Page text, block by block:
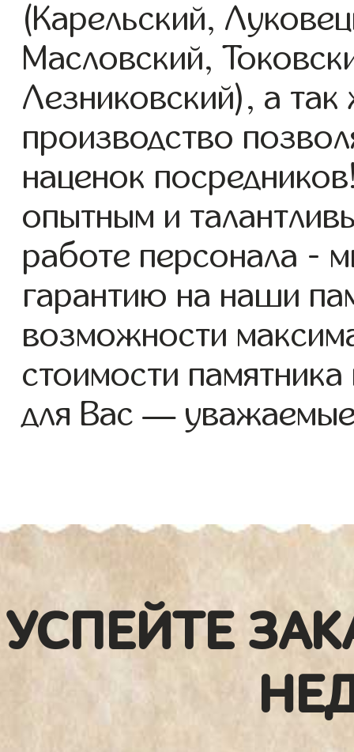
(Карельский,
Масловский,
Лезниковский), а
производство
наценок
опытным и
работе персонала -
гарантию на наши
возможности
стоимости
для Вас —
УСПЕЙТЕ